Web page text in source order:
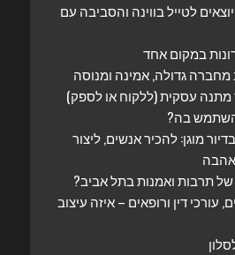
לטייל בווינה והסביבה עם
גדולה, אמינה ומנוסה
מתנה עסקית (ללקוח או לספק)
בה?
מוגן: להכיר אנשים, ליצור
אהבה
של תרבות ואמנות בתל אביב?
עורכי דין ורופאים – איזה עיצוב